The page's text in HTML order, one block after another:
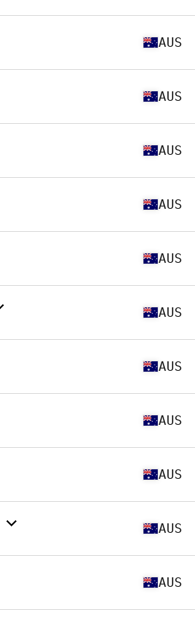
AUS
AUS
AUS
AUS
AUS
AUS
AUS
AUS
AUS
AUS
AUS